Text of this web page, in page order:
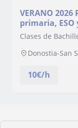
VERANO
primaria,
Clases de
Donostia-San
10€/h